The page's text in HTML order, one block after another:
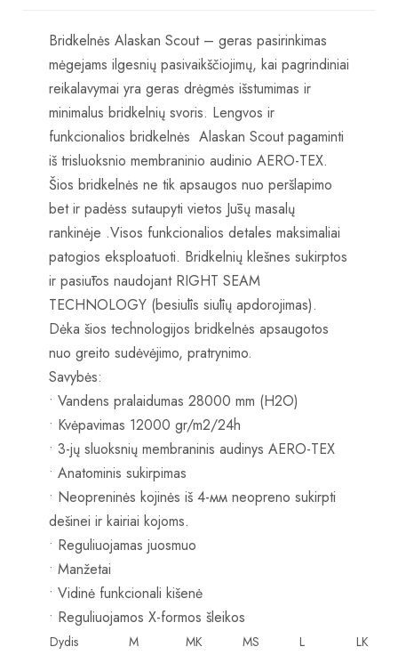
Bridkelnės Alaskan Scout – geras pasirinkimas
mėgejams ilgesnių pasivaikščiojimų, kai pagrindiniai
reikalavymai yra geras drėgmės išstumimas ir
minimalus bridkelnių svoris. Lengvos ir
funkcionalios bridkelnės Alaskan Scout pagaminti
iš trisluoksnio membraninio audinio AERO-TEX.
Šios bridkelnės ne tik apsaugos nuo peršlapimo
bet ir padėss sutaupyti vietos Jūsų masalų
rankinėje .Visos funkcionalios detales maksimaliai
patogios eksploatuoti. Bridkelnių klešnes sukirptos
ir pasiūtos naudojant RIGHT SEAM
TECHNOLOGY (besiūlis siūlių apdorojimas).
Dėka šios technologijos bridkelnės apsaugotos
nuo greito sudėvėjimo, pratrynimo.
Savybės:
• Vandens pralaidumas 28000 mm (H2O)
• Kvėpavimas 12000 gr/m2/24h
• 3-jų sluoksnių membraninis audinys AERO-TEX
• Anatominis sukirpimas
• Neopreninės kojinės iš 4-мм neopreno sukirpti
dešinei ir kairiai kojoms.
• Reguliuojamas juosmuo
• Manžetai
• Vidinė funkcionali kišenė
• Reguliuojamos Х-formos šleikos
Dydis M MK MS L
LK